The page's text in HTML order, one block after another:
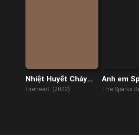
Nhiệt Huyết Cháy
Bỏng
Fireheart (2022)
Anh em
The Sparks